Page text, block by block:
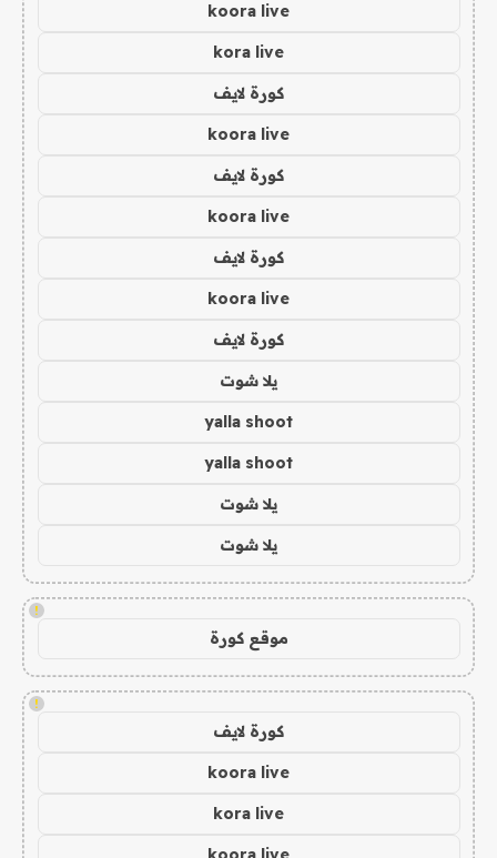
koora live
kora live
كورة لايف
koora live
كورة لايف
koora live
كورة لايف
koora live
كورة لايف
يلا شوت
yalla shoot
yalla shoot
يلا شوت
يلا شوت
!
موقع كورة
!
كورة لايف
koora live
kora live